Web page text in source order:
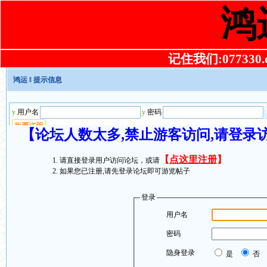
鸿
记住我们
鸿运 ‖ 提示信息
【论坛人数太多,禁止游客访问,请登
请直接登录用户访问论坛，或请 【 点这里注册】
如果您已注册,请先登录论坛即可游览帖子
登录
用户名
密码
隐身登录 是 否